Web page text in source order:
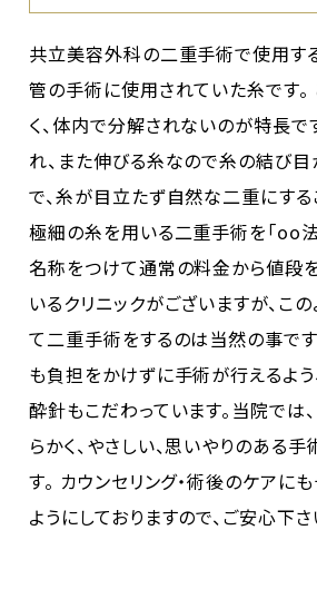
共立美容外科の二重手術で使用す
管の手術に使用されていた糸です
く、体内で分解されないのが特長で
れ、また伸びる糸なので糸の結び
で、糸が目立たず自然な二重にする
極細の糸を用いる二重手術を「oo法
名称をつけて通常の料金から値段
いるクリニックがございますが、こ
て二重手術をするのは当然の事で
も負担をかけずに手術が行えるよ
酔針もこだわっています。当院では
らかく、やさしい、思いやりのある
す。 カウンセリング・術後のケアに
ようにしておりますので、ご安心下さ